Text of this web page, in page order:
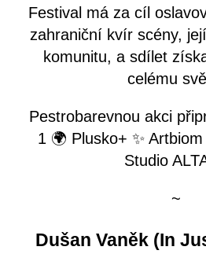
Festival má za cíl
zahraniční kvír scény,
komunitu, a sdílet
celému
Pestrobarevnou akci
1 🌍 Plusko+ ✨
Studio
~
Dušan Vaněk (In